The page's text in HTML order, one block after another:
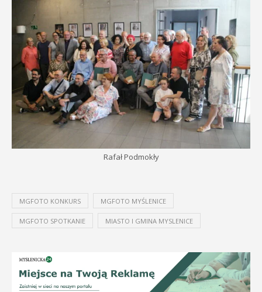
Rafał Podmokły
MGFOTO KONKURS MGFOTO MYŚLENICE
MGFOTO SPOTKANIE MIASTO I GMINA MYSLENICE